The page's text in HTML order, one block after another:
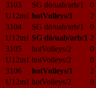
3103
SG dö/uab/arb/1 0
U12m1 hotVolleys/1 2
3104
SG dö/uab/arb/1 0
U12m1 SG dö/uab/arb/1 2
3105
hotVolleys/2 0
U12m1 hotVolleys/2 0
3106
hotVolleys/1 2
U12m1 hotVolleys/2 0